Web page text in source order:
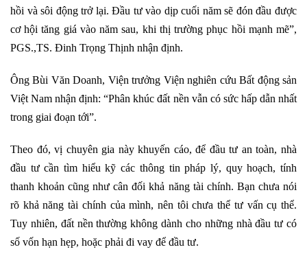
hồi và sôi động trở lại. Đầu tư vào dịp cuối năm sẽ đón đầu được
cơ hội tăng giá vào năm sau, khi thị trường phục hồi mạnh mẽ”,
PGS.,TS. Đinh Trọng Thịnh nhận định.
Ông Bùi Văn Doanh, Viện trưởng Viện nghiên cứu Bất động sản
Việt Nam nhận định: “Phân khúc đất nền vẫn có sức hấp dẫn nhất
trong giai đoạn tới”.
Theo đó, vị chuyên gia này khuyến cáo, để đầu tư an toàn, nhà
đầu tư cần tìm hiểu kỹ các thông tin pháp lý, quy hoạch, tính
thanh khoản cũng như cân đối khả năng tài chính. Bạn chưa nói
rõ khả năng tài chính của mình, nên tôi chưa thể tư vấn cụ thể.
Tuy nhiên, đất nền thường không dành cho những nhà đầu tư có
số vốn hạn hẹp, hoặc phải đi vay để đầu tư.